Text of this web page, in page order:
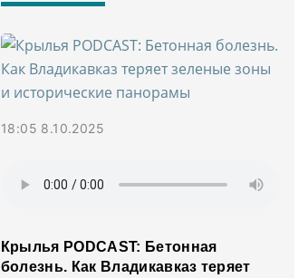
18:05 8.10.2025
Крылья PODCAST: Бетонная
болезнь. Как Владикавказ теряет